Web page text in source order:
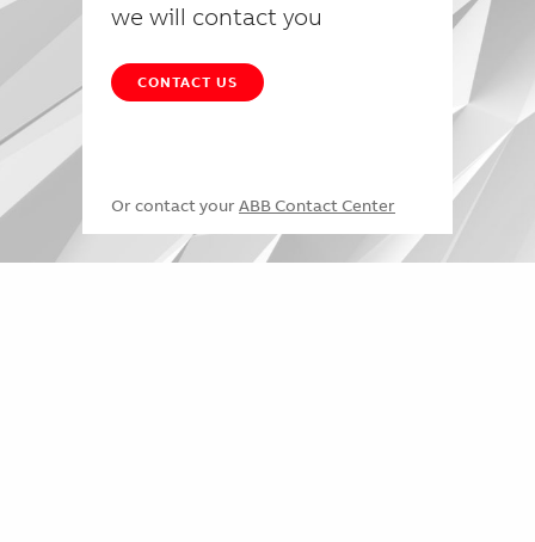
we will contact you
CONTACT US
Or contact your ABB Contact Center